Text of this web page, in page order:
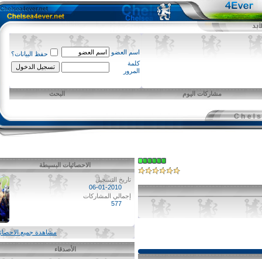
اسم العضو
حفظ البيانات؟
كلمة
المرور
مشاركات اليوم البحث
الاحصائيات البسيطة
تاريخ التسجيل
06-01-2010
إجمالي المشاركات
مشاهدة جميع الاحصائيات
الأصدقاء